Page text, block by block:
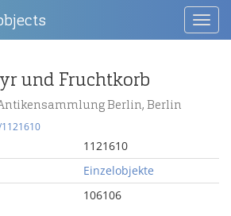
und Fruchtkorb
Berlin, Berlin
1121610
Einzelobjekte
106106